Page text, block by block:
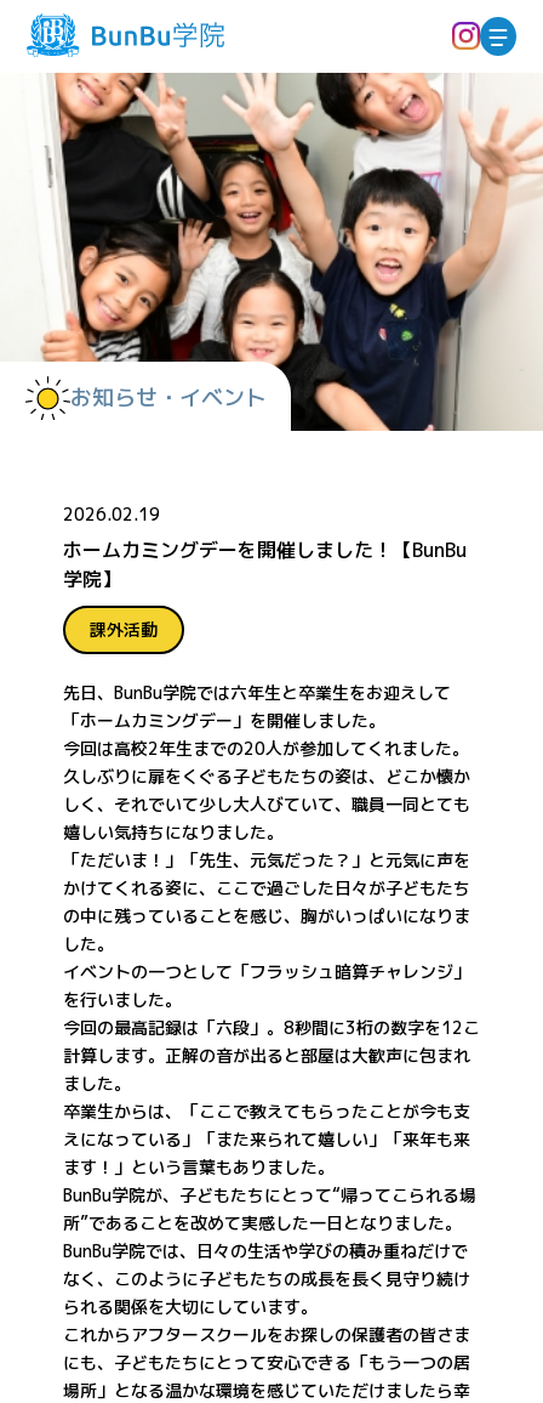
お知らせ・イベント
2026.02.19
ホームカミングデーを開催しました！【BunBu
学院】
課外活動
先日、BunBu学院では六年生と卒業生をお迎えして
「ホームカミングデー」を開催しました。
今回は高校2年生までの20人が参加してくれました。
久しぶりに扉をくぐる子どもたちの姿は、どこか懐か
しく、それでいて少し大人びていて、職員一同とても
嬉しい気持ちになりました。
「ただいま！」「先生、元気だった？」と元気に声を
かけてくれる姿に、ここで過ごした日々が子どもたち
の中に残っていることを感じ、胸がいっぱいになりま
した。
イベントの一つとして「フラッシュ暗算チャレンジ」
を行いました。
今回の最高記録は「六段」。8秒間に3桁の数字を12こ
計算します。正解の音が出ると部屋は大歓声に包まれ
ました。
卒業生からは、「ここで教えてもらったことが今も支
えになっている」「また来られて嬉しい」「来年も来
ます！」という言葉もありました。
BunBu学院が、子どもたちにとって“帰ってこられる場
所”であることを改めて実感した一日となりました。
BunBu学院では、日々の生活や学びの積み重ねだけで
なく、このように子どもたちの成長を長く見守り続け
られる関係を大切にしています。
これからアフタースクールをお探しの保護者の皆さま
にも、子どもたちにとって安心できる「もう一つの居
場所」となる温かな環境を感じていただけましたら幸